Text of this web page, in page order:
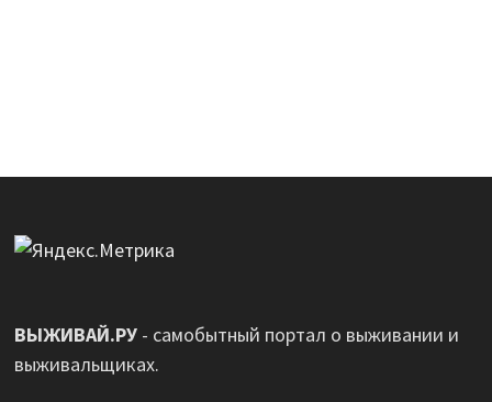
ВЫЖИВАЙ.РУ- самобытный портал о выживании и
выживальщиках.